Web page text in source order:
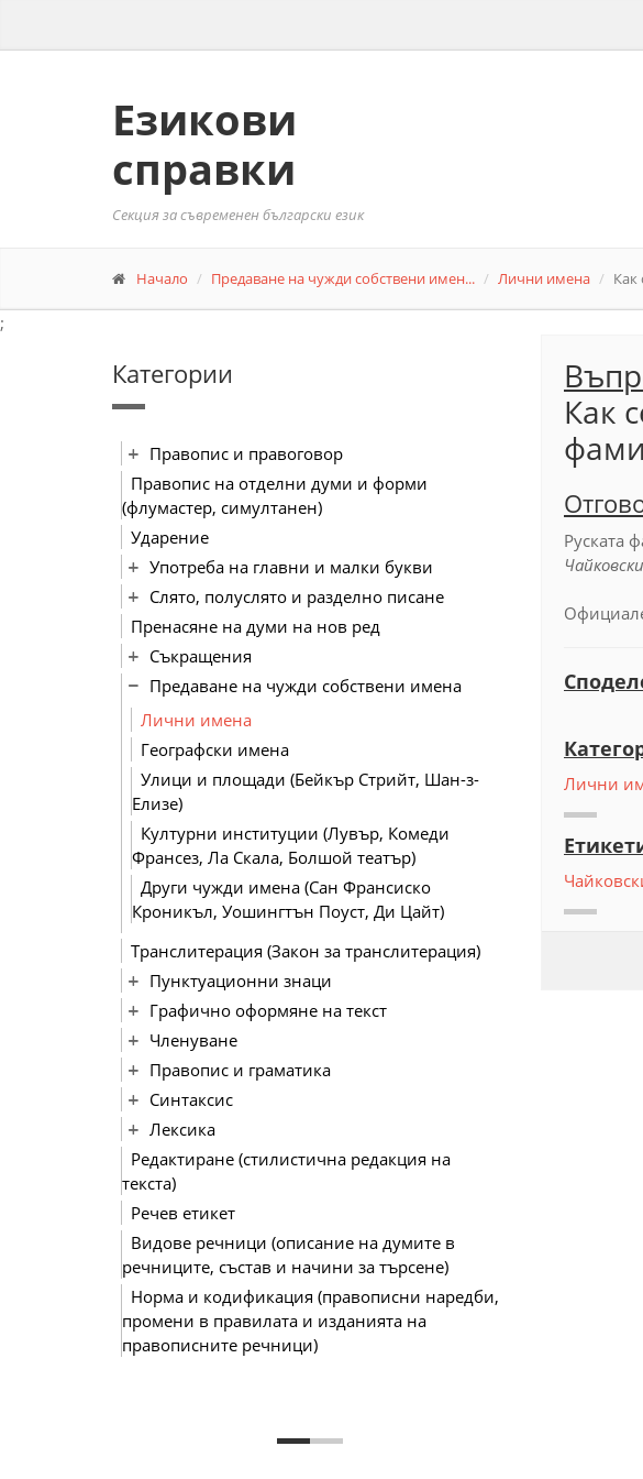
Езикови
справки
Секция за съвременен български език
Начало Предаване на чужди собствени имен... Лични имена Как
;
Категории
Правопис и правоговор
Правопис на отделни думи и форми
(флумастер, симултанен)
Ударение
Употреба на главни и малки букви
Слято, полуслято и разделно писане
Пренасяне на думи на нов ред
Съкращения
Предаване на чужди собствени имена
Лични имена
Географски имена
Улици и площади (Бейкър Стрийт, Шан-з-
Елизе)
Културни институции (Лувър, Комеди
Франсез, Ла Скала, Болшой театър)
Други чужди имена (Сан Франсиско
Кроникъл, Уошингтън Поуст, Ди Цайт)
Транслитерация (Закон за транслитерация)
Пунктуационни знаци
Графично оформяне на текст
Членуване
Правопис и граматика
Синтаксис
Лексика
Редактиране (стилистична редакция на
текста)
Речев етикет
Видове речници (описание на думите в
речниците, състав и начини за търсене)
Норма и кодификация (правописни наредби,
промени в правилата и изданията на
правописните речници)
Как
Руската
Лични